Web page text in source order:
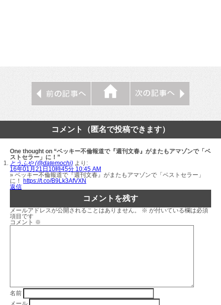
コメント（匿名で投稿できます）
One thought on “ベッキー不倫報道で『週刊文春』がまたもアマゾンで「ベ
ストセラー」に！”
とうふや (@datemochi) より:
16年01月21日10時45分 10:45 AM
» ベッキー不倫報道で『週刊文春』がまたもアマゾンで「ベストセラー」
に！ https://t.co/B9Lk3AfVXN
返信
コメントを残す
メールアドレスが公開されることはありません。 ※ が付いている欄は必須
項目です
コメント ※
名前
メール